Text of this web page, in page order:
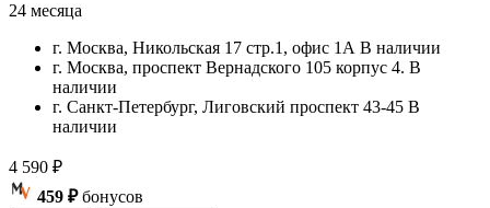
24 месяца
г. Москва, Никольская 17 стр.1, офис 1А В наличии
г. Москва, проспект Вернадского 105 корпус 4. В
наличии
г. Санкт-Петербург, Лиговский проспект 43-45 В
наличии
4 590 ₽
459 ₽бонусов